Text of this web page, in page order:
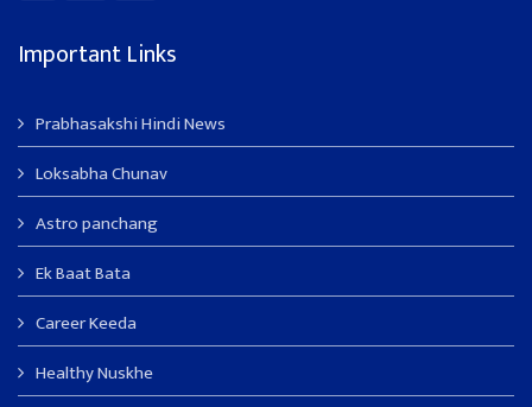
Important Links
Prabhasakshi Hindi News
Loksabha Chunav
Astro panchang
Ek Baat Bata
Career Keeda
Healthy Nuskhe